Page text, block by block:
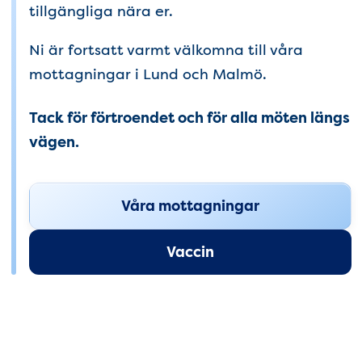
tillgängliga nära er.
Ni är fortsatt varmt välkomna till våra
mottagningar i Lund och Malmö.
Tack för förtroendet och för alla möten längs
vägen.
Våra mottagningar
Vaccin